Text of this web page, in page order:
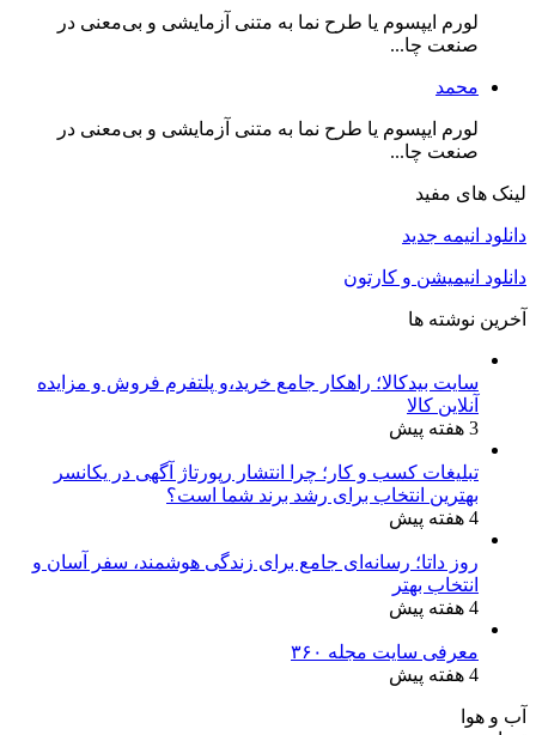
لورم ایپسوم یا طرح‌ نما به متنی آزمایشی و بی‌معنی در
صنعت چا...
محمد
لورم ایپسوم یا طرح‌ نما به متنی آزمایشی و بی‌معنی در
صنعت چا...
لینک های مفید
دانلود انیمه جدید
دانلود انیمیشن و کارتون
آخرین نوشته ها
سایت بیدکالا؛ راهکار جامع خرید،و پلتفرم فروش و مزایده
آنلاین کالا
3 هفته پیش
تبلیغات کسب و کار؛ چرا انتشار رپورتاژ آگهی در یکانسر
بهترین انتخاب برای رشد برند شما است؟
4 هفته پیش
روز داتا؛ رسانه‌ای جامع برای زندگی هوشمند، سفر آسان و
انتخاب بهتر
4 هفته پیش
معرفی سایت مجله ۳۶۰
4 هفته پیش
آب و هوا